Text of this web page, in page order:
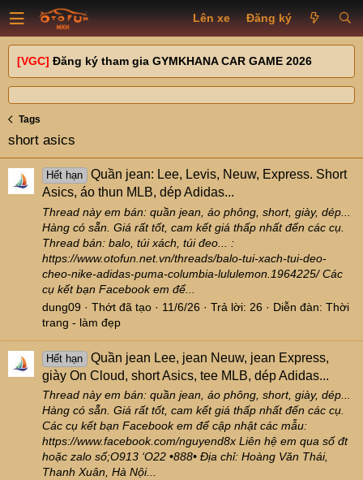
Lên xe Đăng ký
[VGC] Đăng ký tham gia GYMKHANA CAR GAME 2026
Tags
short asics
Hết hạn
Quần jean: Lee, Levis, Neuw, Express. Short
Asics, áo thun MLB, dép Adidas...
Thread này em bán: quần jean, áo phông, short, giày, dép...
Hàng có sẵn. Giá rất tốt, cam kết giá thấp nhất đến các cụ.
Thread bán: balo, túi xách, túi đeo... :
https://www.otofun.net.vn/threads/balo-tui-xach-tui-deo-
cheo-nike-adidas-puma-columbia-lululemon.1964225/ Các
cụ kết bạn Facebook em để...
dung09
Thớt đã tạo 11/6/26 Trả lời: 26 Diễn đàn: Thời
trang - làm đẹp
Hết hạn
Quần jean Lee, jean Neuw, jean Express,
giày On Cloud, short Asics, tee MLB, dép Adidas...
Thread này em bán: quần jean, áo phông, short, giày, dép...
Hàng có sẵn. Giá rất tốt, cam kết giá thấp nhất đến các cụ.
Các cụ kết bạn Facebook em để cập nhật các mẫu:
https://www.facebook.com/nguyend8x Liên hệ em qua số đt
hoặc zalo số;O913 ‘O22 •888• Địa chỉ: Hoàng Văn Thái,
Thanh Xuân, Hà Nội...